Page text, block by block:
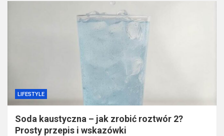
LIFESTYLE
Soda kaustyczna – jak zrobić roztwór 2?
Prosty przepis i wskazówki